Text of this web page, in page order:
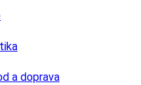
a doprava